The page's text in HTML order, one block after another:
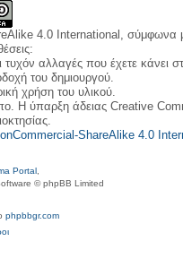
4.0 International, σύμφωνα
αλλαγές που έχετε
του δημιουργού.
χρήση του υλικού.
Η ύπαρξη άδειας Creative
ShareAlike 4.0
Portal
© phpBB Limited
phpbbgr.com